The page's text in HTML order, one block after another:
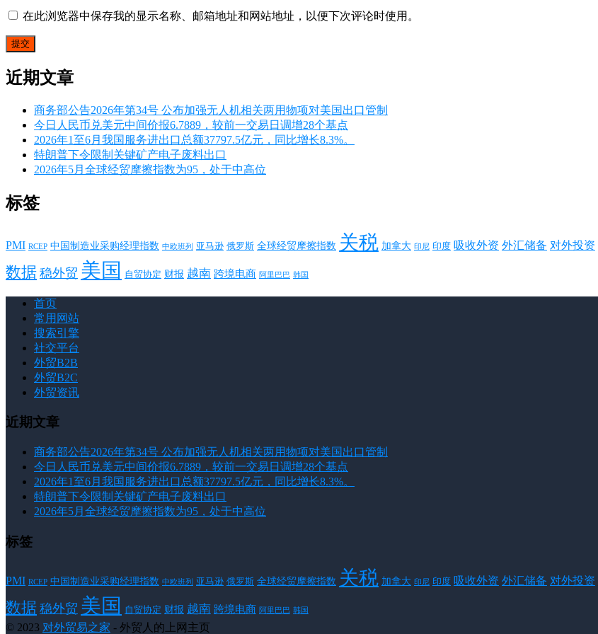
在此浏览器中保存我的显示名称、邮箱地址和网站地址，以便下次评论时使用。
近期文章
商务部公告2026年第34号 公布加强无人机相关两用物项对美国出口管制
今日人民币兑美元中间价报6.7889，较前一交易日调增28个基点
2026年1至6月我国服务进出口总额37797.5亿元，同比增长8.3%。
特朗普下令限制关键矿产电子废料出口
2026年5月全球经贸摩擦指数为95，处于中高位
标签
PMI RCEP 中国制造业采购经理指数 中欧班列 亚马逊 俄罗斯 全球经贸摩擦指数 关税 加拿大 印尼 印度 吸收外资 外汇储备 对外投资
数据 稳外贸 美国 自贸协定 财报 越南 跨境电商 阿里巴巴 韩国
首页
常用网站
搜索引擎
社交平台
外贸B2B
外贸B2C
外贸资讯
近期文章
商务部公告2026年第34号 公布加强无人机相关两用物项对美国出口管制
今日人民币兑美元中间价报6.7889，较前一交易日调增28个基点
2026年1至6月我国服务进出口总额37797.5亿元，同比增长8.3%。
特朗普下令限制关键矿产电子废料出口
2026年5月全球经贸摩擦指数为95，处于中高位
标签
PMI RCEP 中国制造业采购经理指数 中欧班列 亚马逊 俄罗斯 全球经贸摩擦指数 关税 加拿大 印尼 印度 吸收外资 外汇储备 对外投资
数据 稳外贸 美国 自贸协定 财报 越南 跨境电商 阿里巴巴 韩国
© 2023 对外贸易之家 - 外贸人的上网主页